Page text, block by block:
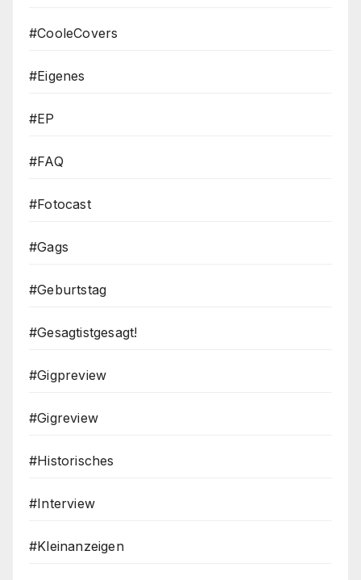
#CooleCovers
#Eigenes
#EP
#FAQ
#Fotocast
#Gags
#Geburtstag
#Gesagtistgesagt!
#Gigpreview
#Gigreview
#Historisches
#Interview
#Kleinanzeigen